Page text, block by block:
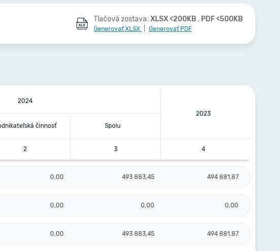
Tlačová zostava: XLSX <200KB , PDF <500KB
Generovať XLSX Generovať PDF
2024
2023
činnosť Spolu
2 3 4
0,00 493 883,45 494 881,87
0,00 0,00 0,00
0,00 493 883,45 494 881,87